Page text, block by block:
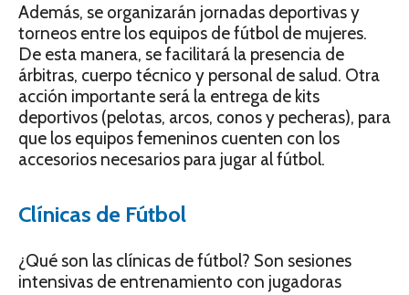
Además, se organizarán jornadas deportivas y
torneos entre los equipos de fútbol de mujeres.
De esta manera, se facilitará la presencia de
árbitras, cuerpo técnico y personal de salud. Otra
acción importante será la entrega de kits
deportivos (pelotas, arcos, conos y pecheras), para
que los equipos femeninos cuenten con los
accesorios necesarios para jugar al fútbol.
Clínicas de Fútbol
¿Qué son las clínicas de fútbol? Son sesiones
intensivas de entrenamiento con jugadoras